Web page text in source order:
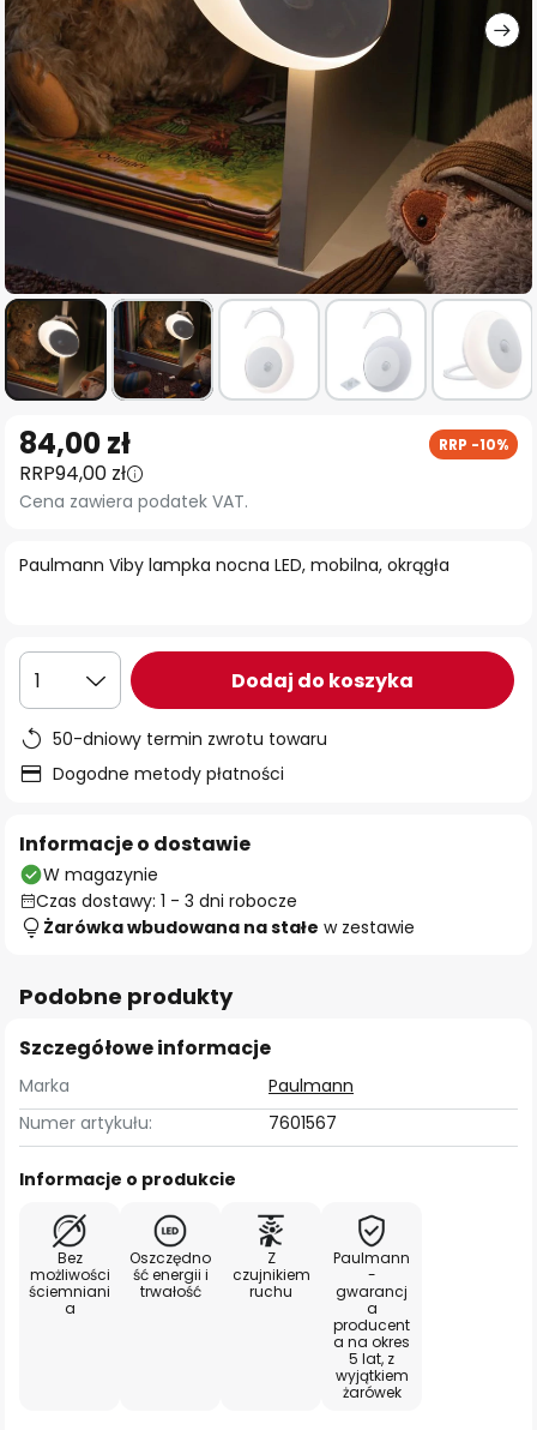
na
początek
galerii
Paulmann Viby lampka nocna LED, mobilna, okrągła
84,00 zł RRP -10%
RRP94,00 zł
Cena zawiera podatek VAT.
1 Dodaj do koszyka
50-dniowy termin zwrotu towaru
Dogodne metody płatności
Informacje o dostawie
W magazynie
Czas dostawy: 1 - 3 dni robocze
Żarówka wbudowana na stałe w zestawie
Podobne produkty
Szczegółowe informacje
Marka
Paulmann
Numer artykułu:
7601567
Informacje o produkcie
Bez
możliwości
ściemniani
a
Oszczędno
ść energii i
trwałość
Z
czujnikiem
ruchu
Paulmann
-
gwarancj
a
producent
a na okres
5 lat, z
wyjątkiem
żarówek